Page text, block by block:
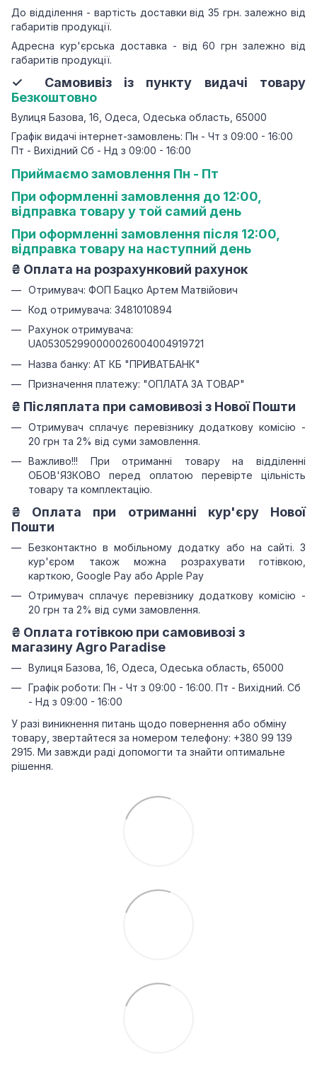
До відділення - вартість доставки від 35 грн.залежно від
габаритів продукції.
Адресна кур'єрська доставка - від 60 грн залежно від
габаритів продукції.
✓ Самовивіз із пункту видачі товару
Безкоштовно
Вулиця Базова, 16, Одеса, Одеська область, 65000
Графік видачі інтернет-замовлень: Пн - Чт з 09:00 - 16:00
Пт - Вихідний Сб - Нд з 09:00 - 16:00
Приймаємо замовлення Пн - Пт
При оформленні замовлення до 12:00,
відправка товару у той самий день
При оформленні замовлення після 12:00,
відправка товару на наступний день
₴ Оплата на розрахунковий рахунок
Отримувач: ФОП Бацко Артем Матвійович
Код отримувача: 3481010894
Рахунок отримувача:
UA053052990000026004004919721
Назва банку: АТ КБ "ПРИВАТБАНК"
Призначення платежу: "ОПЛАТА ЗА ТОВАР"
₴ Післяплата при самовивозі з Нової Пошти
Отримувач сплачує перевізнику додаткову комісію -
20 грн та 2% від суми замовлення.
Важливо!!! При отриманні товару на відділенні
ОБОВ'ЯЗКОВО перед оплатою перевірте цільність
товару та комплектацію.
₴ Оплата при отриманні кур'єру Нової
Пошти
Безконтактно в мобільному додатку або на сайті. З
кур'єром також можна розрахувати готівкою,
карткою, Google Pay або Apple Pay
Отримувач сплачує перевізнику додаткову комісію -
20 грн та 2% від суми замовлення.
₴ Оплата готівкою при самовивозі з
магазину Agro Paradise
Вулиця Базова, 16, Одеса, Одеська область, 65000
Графік роботи: Пн - Чт з 09:00 - 16:00. Пт - Вихідний. Сб
- Нд з 09:00 - 16:00
У разі виникнення питань щодо повернення або обміну
товару, звертайтеся за номером телефону: +380 99 139
2915. Ми завжди раді допомогти та знайти оптимальне
рішення.